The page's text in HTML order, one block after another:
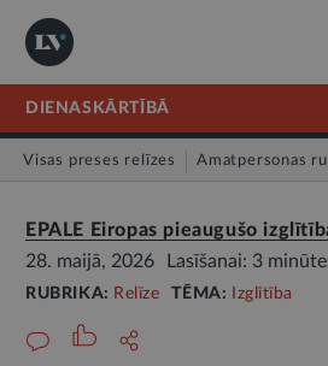
DIENASKĀRTĪBĀ
Visas preses relīzes Amatpersonas
EPALE Eiropas pieaugušo
28. maijā, 2026
Lasīšanai: 3
RUBRIKA: Relīze TĒMA: Izglītība